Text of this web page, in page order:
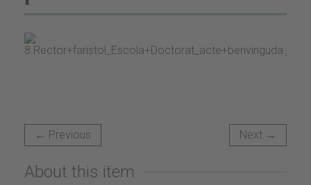
← Previous Next →
About this item